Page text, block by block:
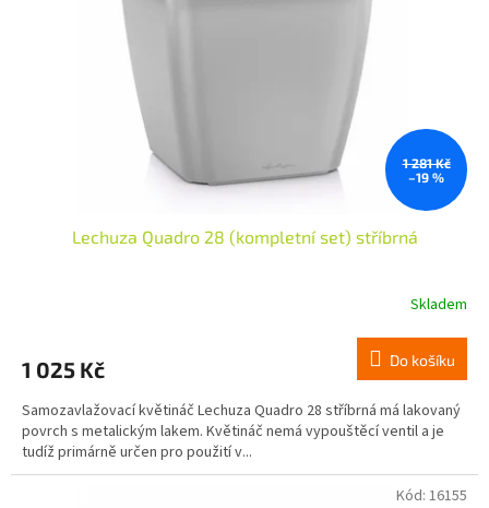
1 281 Kč
–19 %
Lechuza Quadro 28 (kompletní set) stříbrná
Skladem
1 025 Kč Do košíku
Samozavlažovací květináč Lechuza Quadro 28 stříbrná má lakovaný
povrch s metalickým lakem. Květináč nemá vypouštěcí ventil a je
tudíž primárně určen pro použití v...
Kód: 16155